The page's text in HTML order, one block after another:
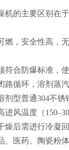
机的主要区别在
燃，安全性高，
符合防爆标准，
路循环，溶剂蒸
型普通304不锈
风温度（
后需进行冷凝
、医药、陶瓷粉